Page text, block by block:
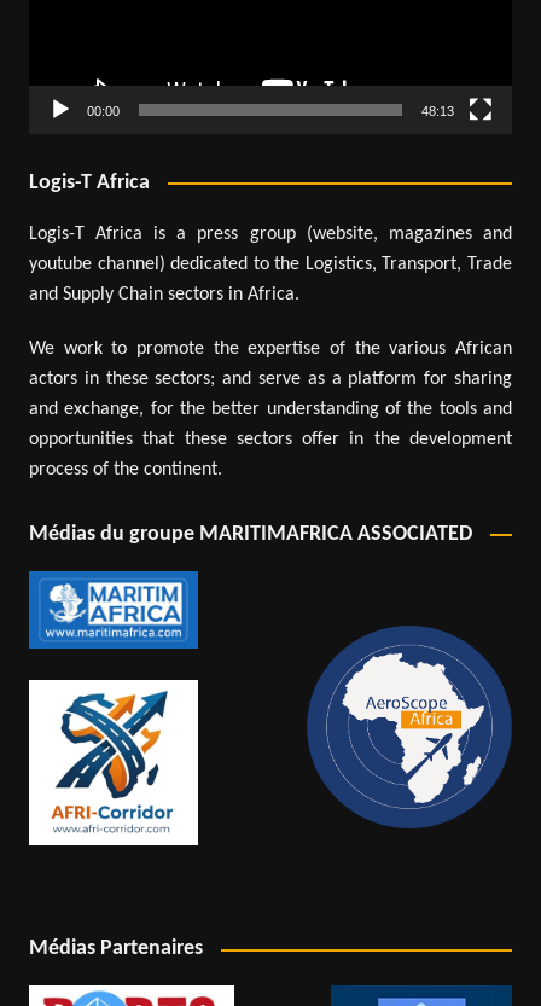
00:00 48:13
Logis-T Africa
Logis-T Africa is a press group (website, magazines and
youtube channel) dedicated to the Logistics, Transport, Trade
and Supply Chain sectors in Africa.
We work to promote the expertise of the various African
actors in these sectors; and serve as a platform for sharing
and exchange, for the better understanding of the tools and
opportunities that these sectors offer in the development
process of the continent.
Médias du groupe MARITIMAFRICA ASSOCIATED
Médias Partenaires